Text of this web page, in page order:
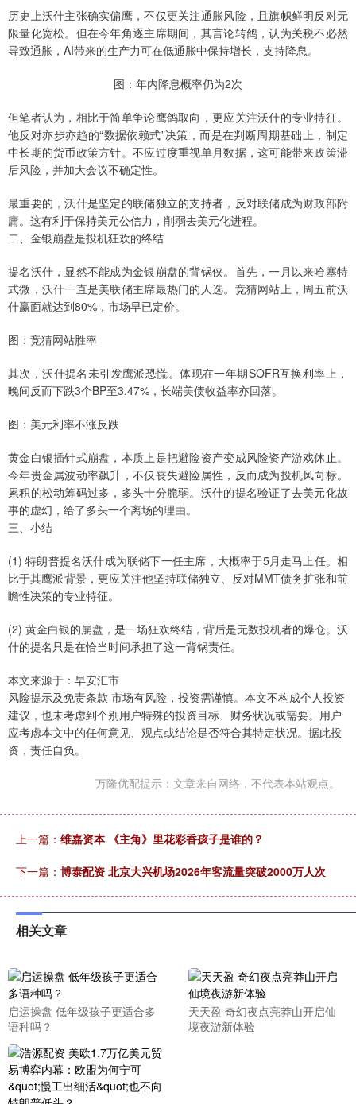
历史上沃什主张确实偏鹰，不仅更关注通胀风险，且旗帜鲜明反对无
限量化宽松。但在今年角逐主席期间，其言论转鸽，认为关税不必然
导致通胀，AI带来的生产力可在低通胀中保持增长，支持降息。
图：年内降息概率仍为2次
但笔者认为，相比于简单争论鹰鸽取向，更应关注沃什的专业特征。
他反对亦步亦趋的“数据依赖式”决策，而是在判断周期基础上，制定
中长期的货币政策方针。不应过度重视单月数据，这可能带来政策滞
后风险，并加大会议不确定性。
最重要的，沃什是坚定的联储独立的支持者，反对联储成为财政部附
庸。这有利于保持美元公信力，削弱去美元化进程。
二、金银崩盘是投机狂欢的终结
提名沃什，显然不能成为金银崩盘的背锅侠。首先，一月以来哈塞特
式微，沃什一直是美联储主席最热门的人选。竞猜网站上，周五前沃
什赢面就达到80%，市场早已定价。
图：竞猜网站胜率
其次，沃什提名未引发鹰派恐慌。体现在一年期SOFR互换利率上，
晚间反而下跌3个BP至3.47%，长端美债收益率亦回落。
图：美元利率不涨反跌
黄金白银插针式崩盘，本质上是把避险资产变成风险资产游戏休止。
今年贵金属波动率飙升，不仅丧失避险属性，反而成为投机风向标。
累积的松动筹码过多，多头十分脆弱。沃什的提名验证了去美元化故
事的虚幻，给了多头一个离场的理由。
三、小结
(1) 特朗普提名沃什成为联储下一任主席，大概率于5月走马上任。相
比于其鹰派背景，更应关注他坚持联储独立、反对MMT债务扩张和前
瞻性决策的专业特征。
(2) 黄金白银的崩盘，是一场狂欢终结，背后是无数投机者的爆仓。沃
什的提名只是在恰当时间承担了这一背锅责任。
本文来源于：早安汇市
风险提示及免责条款 市场有风险，投资需谨慎。本文不构成个人投资
建议，也未考虑到个别用户特殊的投资目标、财务状况或需要。用户
应考虑本文中的任何意见、观点或结论是否符合其特定状况。据此投
资，责任自负。
万隆优配提示：文章来自网络，不代表本站观点。
上一篇： 维嘉资本 《主角》里花彩香孩子是谁的？
下一篇： 博泰配资 北京大兴机场2026年客流量突破2000万人次
相关文章
启运操盘 低年级孩子更适合多
语种吗？
天天盈 奇幻夜点亮莽山开启仙
境夜游新体验